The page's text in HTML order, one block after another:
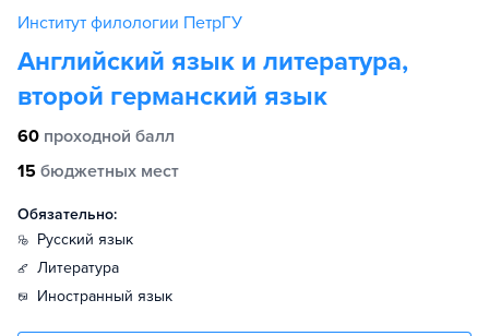
Институт филологии ПетрГУ
Английский язык и литература,
второй германский язык
60 проходной балл
15 бюджетных мест
Обязательно:
русский язык
литература
иностранный язык